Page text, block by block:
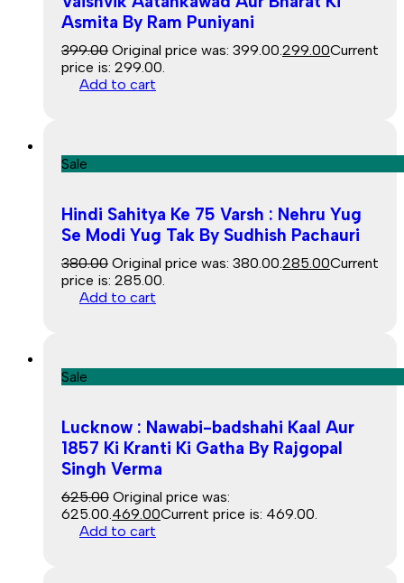
Asmita By Ram Puniyani
399.00 Original price was: ₹399.00. 299.00Current
price is: ₹299.00.
Add to cart
Sale
Hindi Sahitya Ke 75 Varsh : Nehru Yug
Se Modi Yug Tak By Sudhish Pachauri
380.00 Original price was: ₹380.00. 285.00Current
price is: ₹285.00.
Add to cart
Sale
Lucknow : Nawabi-badshahi Kaal Aur
1857 Ki Kranti Ki Gatha By Rajgopal
Singh Verma
625.00 Original price was:
₹625.00. 469.00Current price is: ₹469.00.
Add to cart